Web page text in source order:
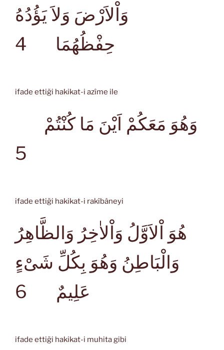
وَاْلاَرْضَ وَلاَ يَؤُدُهُ
حِفْظُهُمَا
4
ifade ettiği hakikat-i azîme ile
وَهُوَ مَعَكُمْ اَيْنَ مَا كُنْتُمْ
5
ifade ettiği hakikat-i rakîbâneyi
هُوَ اْلاَوَّلُ وَاْلاٰخِرُ وَالظَّاهِرُ
وَالْبَاطِنُ وَهُوَ بِكُلِّ شَىْءٍ
عَلِيمٌ
6
ifade ettiği hakikat-i muhita gibi